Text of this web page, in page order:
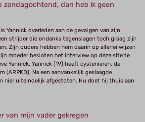
zondagochtend, dan heb ik geen
Yannick overleden aan de gevolgen van zijn
strijder die ondanks tegenslagen toch graag zijn
Zijn ouders hebben hem daarin op allerlei wijzen
moeder besloten het interview op deze site te
Yannick. Yannick (19) heeft cystenieren, de
(ARPKD). Na een aanvankelijk geslaagde
nier uiteindelijk afgestoten. Nu doet hij thuis aan
van mijn vader gekregen